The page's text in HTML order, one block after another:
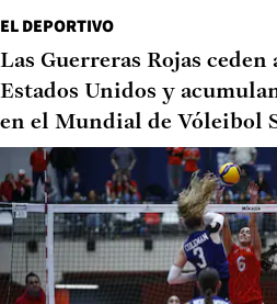
EL DEPORTIVO
Las Guerreras Rojas
Estados Unidos y
en el Mundial de Vóleibol